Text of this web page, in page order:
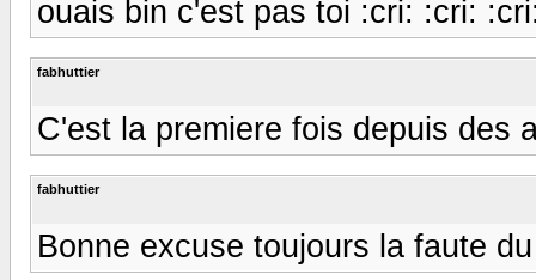
ouais bin c'est pas toi :cri: :cri:
fabhuttier
C'est la premiere fois depuis des
fabhuttier
Bonne excuse toujours la faute